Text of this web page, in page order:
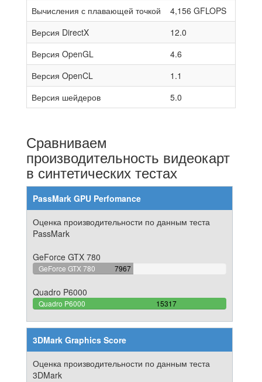
Вычисления с плавающей точкой
4,156 GFLOPS
Версия DirectX
12.0
Версия OpenGL
4.6
Версия OpenCL
1.1
Версия шейдеров
5.0
Сравниваем
производительность видеокарт
в синтетических тестах
PassMark GPU Perfomance
Оценка производительности по данным теста
PassMark
GeForce GTX 780
GeForce GTX 780 7967
52.014101978194%
Quadro P6000
Quadro P6000 15317
100%
3DMark Graphics Score
Оценка производительности по данным теста
3DMark